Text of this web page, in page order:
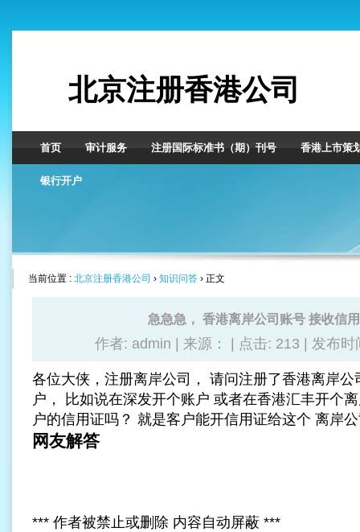
北京注册香港公司
首页 审计服务 注册国际标准书（期）刊号 香港上市策
银行开户
当前位置 : 北京注册香港公司 › 知识问答› 正文
急急急， 香港离岸公司账号 接收信
作者: admin | 来源： | 点击: 213 | 发布时
各位大侠， 注册离岸公司
， 请问注册了香港离岸
户， 比如说在深发开个账户 或者在香港汇丰开个
户的信用证吗？ 就是客户能开信用证给这个 离岸
网友解答
*** 作者被禁止或删除 内容自动屏蔽 ***